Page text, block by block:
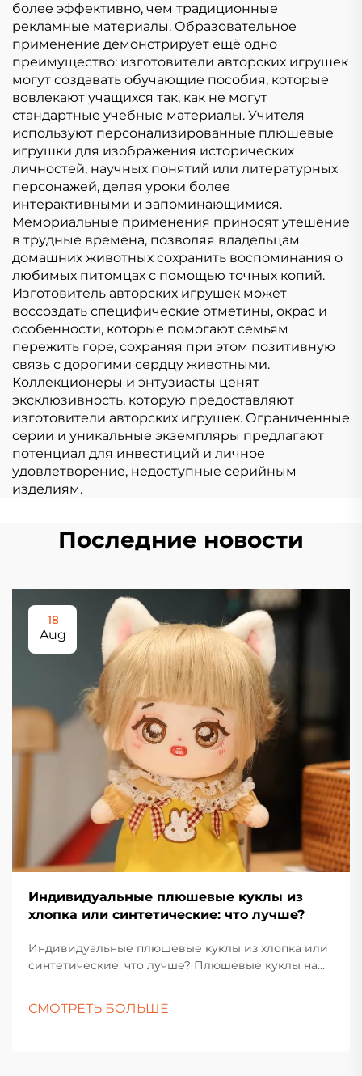
более эффективно, чем традиционные
рекламные материалы. Образовательное
применение демонстрирует ещё одно
преимущество: изготовители авторских игрушек
могут создавать обучающие пособия, которые
вовлекают учащихся так, как не могут
стандартные учебные материалы. Учителя
используют персонализированные плюшевые
игрушки для изображения исторических
личностей, научных понятий или литературных
персонажей, делая уроки более
интерактивными и запоминающимися.
Мемориальные применения приносят утешение
в трудные времена, позволяя владельцам
домашних животных сохранить воспоминания о
любимых питомцах с помощью точных копий.
Изготовитель авторских игрушек может
воссоздать специфические отметины, окрас и
особенности, которые помогают семьям
пережить горе, сохраняя при этом позитивную
связь с дорогими сердцу животными.
Коллекционеры и энтузиасты ценят
эксклюзивность, которую предоставляют
изготовители авторских игрушек. Ограниченные
серии и уникальные экземпляры предлагают
потенциал для инвестиций и личное
удовлетворение, недоступные серийным
изделиям.
Последние новости
18
Aug
Индивидуальные плюшевые куклы из
хлопка или синтетические: что лучше?
Индивидуальные плюшевые куклы из хлопка или
синтетические: что лучше? Плюшевые куклы на
покупает подарки. Их мягкие текстуры,
СМОТРЕТЬ БОЛЬШЕ